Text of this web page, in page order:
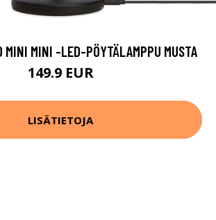
MINI MINI -LED-PÖYTÄLAMPPU MUSTA
149.9 EUR
LISÄTIETOJA